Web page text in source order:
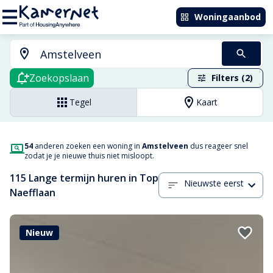
Woningaanbod
Zoekopslaan Filters (2)
Tegel Kaart
54 anderen zoeken een woning in Amstelveen dus reageer snel
zodat je je nieuwe thuis niet misloopt.
115 Lange termijn huren in Top
Naefflaan
Nieuwste eerst
Nieuw